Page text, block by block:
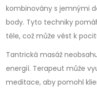
kombinovány s jemnými
body. Tyto techniky
těle, což může vést k
Tantrická masáž
energií. Terapeut může
meditace, aby pomohl